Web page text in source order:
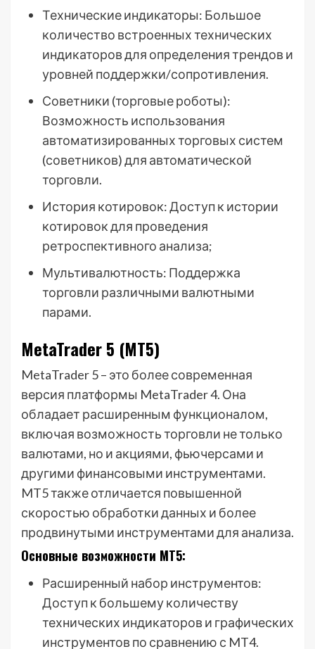
Технические индикаторы: Большое
количество встроенных технических
индикаторов для определения трендов и
уровней поддержки/сопротивления.
Советники (торговые роботы):
Возможность использования
автоматизированных торговых систем
(советников) для автоматической
торговли.
История котировок: Доступ к истории
котировок для проведения
ретроспективного анализа;
Мультивалютность: Поддержка
торговли различными валютными
парами.
MetaTrader 5 (MT5)
MetaTrader 5 – это более современная
версия платформы MetaTrader 4. Она
обладает расширенным функционалом,
включая возможность торговли не только
валютами, но и акциями, фьючерсами и
другими финансовыми инструментами.
MT5 также отличается повышенной
скоростью обработки данных и более
продвинутыми инструментами для анализа.
Основные возможности MT5:
Расширенный набор инструментов:
Доступ к большему количеству
технических индикаторов и графических
инструментов по сравнению с MT4.